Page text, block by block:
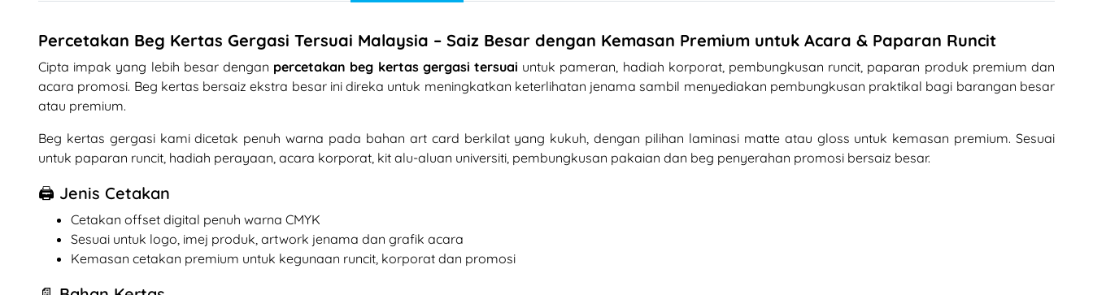
Percetakan Beg Kertas Gergasi Tersuai Malaysia – Saiz Besar dengan Kemasan Premium untuk Acara & Paparan Runcit
Cipta impak yang lebih besar dengan percetakan beg kertas gergasi tersuai untuk pameran, hadiah korporat, pembungkusan runcit, paparan produk premium dan
acara promosi. Beg kertas bersaiz ekstra besar ini direka untuk meningkatkan keterlihatan jenama sambil menyediakan pembungkusan praktikal bagi barangan besar
atau premium.
Beg kertas gergasi kami dicetak penuh warna pada bahan art card berkilat yang kukuh, dengan pilihan laminasi matte atau gloss untuk kemasan premium. Sesuai
untuk paparan runcit, hadiah perayaan, acara korporat, kit alu-aluan universiti, pembungkusan pakaian dan beg penyerahan promosi bersaiz besar.
🖨️ Jenis Cetakan
Cetakan offset digital penuh warna CMYK
Sesuai untuk logo, imej produk, artwork jenama dan grafik acara
Kemasan cetakan premium untuk kegunaan runcit, korporat dan promosi